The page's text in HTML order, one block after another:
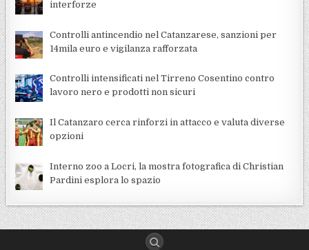
interforze
Controlli antincendio nel Catanzarese, sanzioni per
14mila euro e vigilanza rafforzata
Controlli intensificati nel Tirreno Cosentino contro
lavoro nero e prodotti non sicuri
Il Catanzaro cerca rinforzi in attacco e valuta diverse
opzioni
Interno zoo a Locri, la mostra fotografica di Christian
Pardini esplora lo spazio